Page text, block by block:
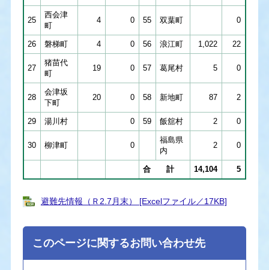
25
西会津
町
4 0 55 双葉町 0
26 磐梯町 4 0 56 浪江町 1,022 22
27
猪苗代
町
19 0 57 葛尾村 5 0
28
会津坂
下町
20 0 58 新地町 87 2
29 湯川村 0 59 飯舘村 2 0
30 柳津町 0
福島県
内
2 0
合 計 14,104 5
避難先情報（Ｒ2.7月末） [Excelファイル／17KB]
このページに関するお問い合わせ先